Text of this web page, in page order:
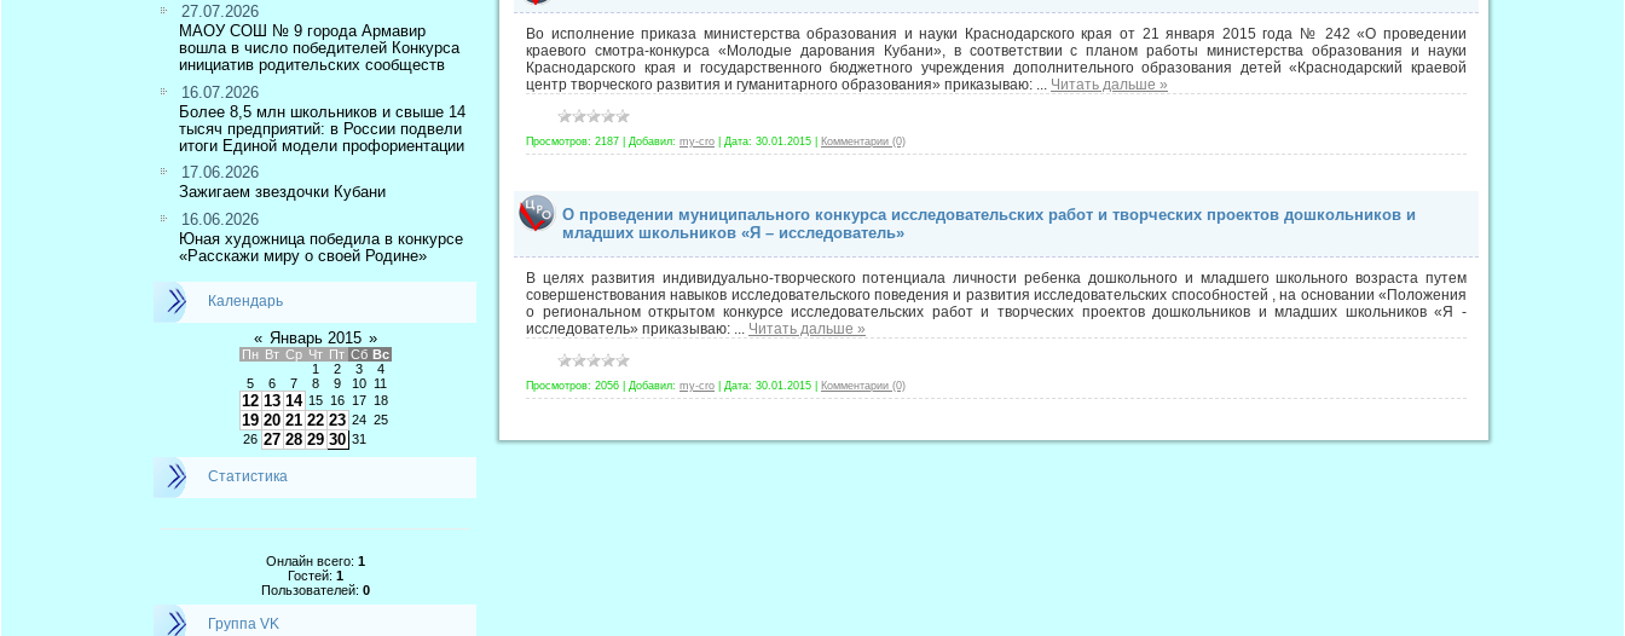
27.07.2026
МАОУ СОШ № 9 города Армавир
вошла в число победителей Конкурса
инициатив родительских сообществ
16.07.2026
Более 8,5 млн школьников и свыше 14
тысяч предприятий: в России подвели
итоги Единой модели профориентации
17.06.2026
Зажигаем звездочки Кубани
16.06.2026
Юная художница победила в конкурсе
«Расскажи миру о своей Родине»
Календарь
« Январь 2015 »
Пн Вт Ср Чт Пт Сб Вс
1
2 3
4
5
6 7 8 9 10 11
12 13 14 15 16 17 18
19 20 21 22 23 24 25
26 27 28 29 30 31
Статистика
Онлайн всего: 1
Гостей: 1
Пользователей: 0
Группа VK
Во исполнение приказа министерства образования и науки Краснодарского края от 21 января 2015 года № 242 «О проведении
краевого смотра-конкурса «Молодые дарования Кубани», в соответствии с планом работы министерства образования и науки
Краснодарского края и государственного бюджетного учреждения дополнительного образования детей «Краснодарский краевой
центр творческого развития и гуманитарного образования» приказываю: ... Читать дальше »
Просмотров: 2187 Добавил: my-cro Дата: 30.01.2015 Комментарии (0)
О проведении муниципального конкурса исследовательских работ и творческих проектов дошкольников и
младших школьников «Я – исследователь»
В целях развития индивидуально-творческого потенциала личности ребенка дошкольного и младшего школьного возраста путем
совершенствования навыков исследовательского поведения и развития исследовательских способностей , на основании «Положения
о региональном открытом конкурсе исследовательских работ и творческих проектов дошкольников и младших школьников «Я -
исследователь» приказываю: ... Читать дальше »
Просмотров: 2056 Добавил: my-cro Дата: 30.01.2015 Комментарии (0)